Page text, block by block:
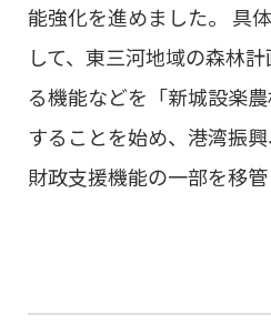
能強化を進めました。 具
して、東三河地域の森林
る機能などを「新城設楽
することを始め、港湾振
財政支援機能の一部を移管